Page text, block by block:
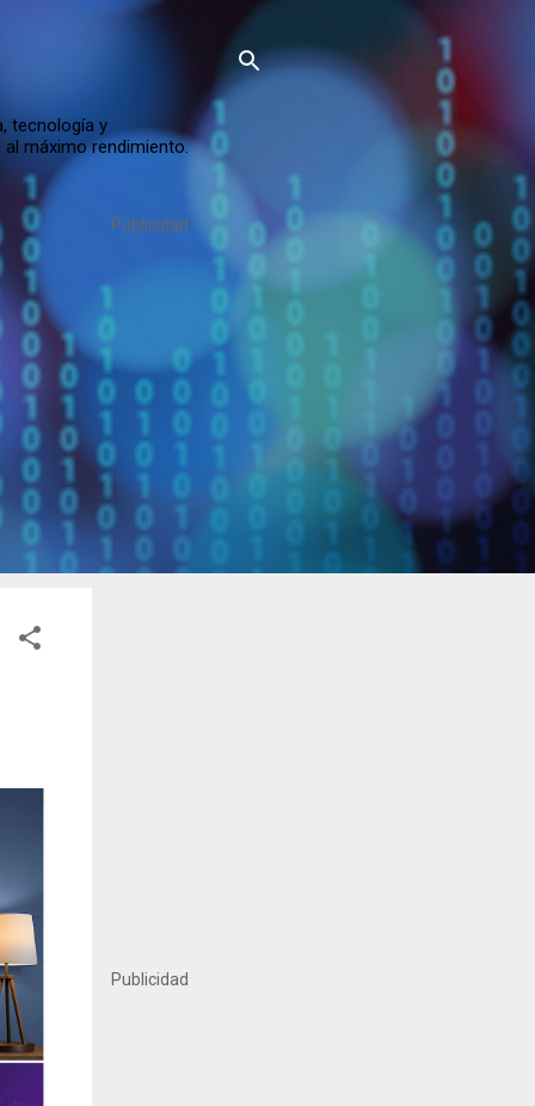
tecnología y
máximo rendimiento.
Publicidad
Publicidad